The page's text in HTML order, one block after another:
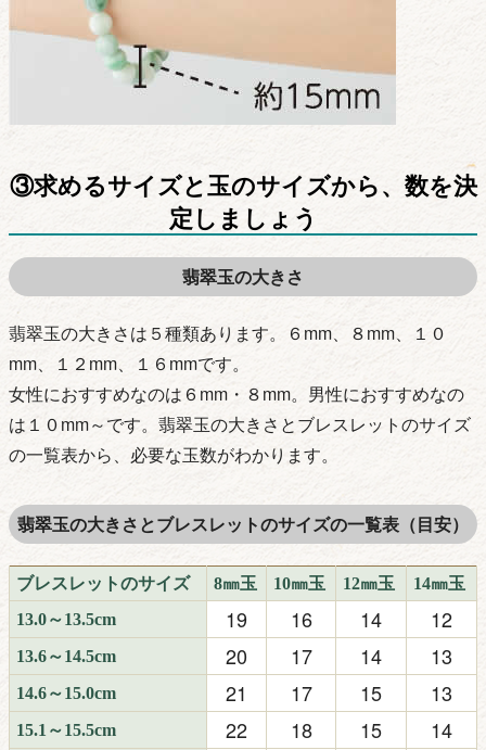
③求めるサイズと玉のサイズから、数を決
定しましょう
翡翠玉の大きさ
翡翠玉の大きさは５種類あります。６mm、８mm、１０
mm、１２mm、１６mmです。
女性におすすめなのは６mm・８mm。男性におすすめなの
は１０mm～です。翡翠玉の大きさとブレスレットのサイズ
の一覧表から、必要な玉数がわかります。
翡翠玉の大きさとブレスレットのサイズの一覧表（目安）
ブレスレットのサイズ 8㎜玉 10㎜玉 12㎜玉
14㎜玉
13.0～13.5cm
19 16 14 12
13.6～14.5cm 20 17 14 13
14.6～15.0cm 21 17 15 13
15.1～15.5cm 22 18 15 14